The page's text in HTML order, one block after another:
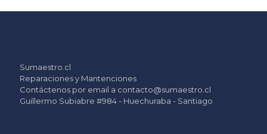
Sumaestro.cl
Reparaciones y Mantenciones
Contáctenos por email a contacto@sumaestro.cl
Guillermo Subiabre #984 - Huechuraba - Santiago